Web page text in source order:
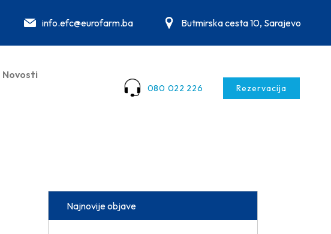
info.efc@eurofarm.ba Butmirska cesta 10, Sarajevo
Novosti
080 022 226 Rezervacija
Najnovije objave